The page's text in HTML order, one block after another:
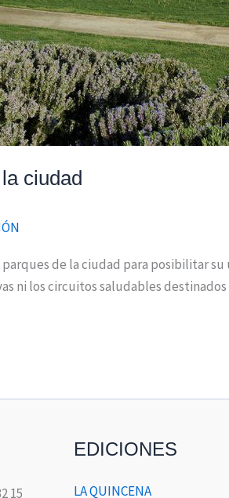
ciudad
de la ciudad para posibilitar
ni los circuitos saludables
15
EDICIONES
LA QUINCENA